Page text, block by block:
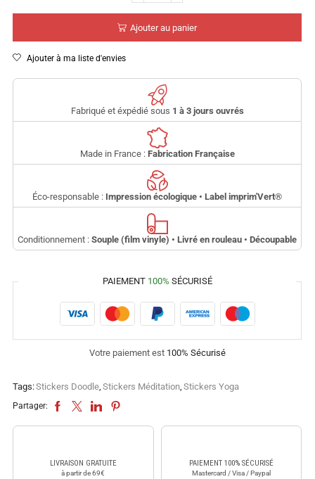
Ajouter au panier
Ajouter à ma liste d'envies
Fabriqué et éxpédié sous 1 à 3 jours ouvrés
Made in France : Fabrication Française
Éco-responsable : Impression écologique • Label imprim'Vert®
Conditionnement : Souple (film vinyle) • Livré en rouleau • Découpable
PAIEMENT 100% SÉCURISÉ
Votre paiement est 100% Sécurisé
Tags:Stickers Doodle, Stickers Méditation, Stickers Yoga
Partager:
LIVRAISON GRATUITE
à partir de 69€
PAIEMENT 100% SÉCURISÉ
Mastercard / Visa / Paypal